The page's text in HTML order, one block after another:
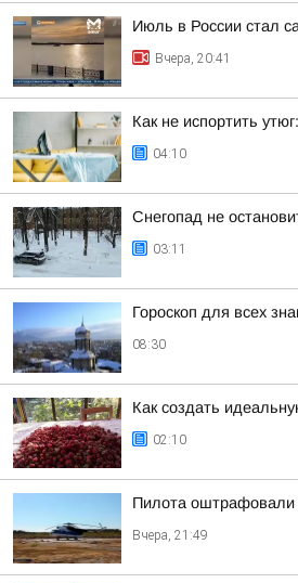
Июль в России стал
Вчера, 20:41
Как не испортить
04:10
Снегопад не
03:11
Гороскоп для всех
08:30
Как создать
02:10
Пилота оштрафовали
Вчера, 21:49